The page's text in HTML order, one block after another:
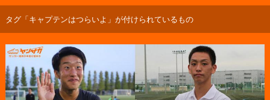
タグ「キャプテンはつらいよ」が付けられているもの